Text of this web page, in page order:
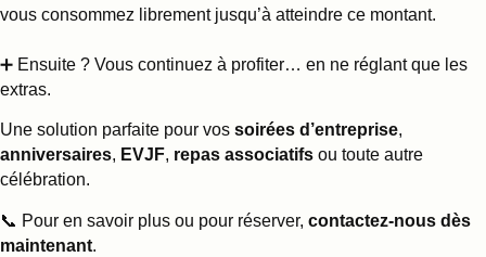
vous consommez librement jusqu’à atteindre ce montant.
➕ Ensuite ? Vous continuez à profiter… en ne réglant que les
extras.
Une solution parfaite pour vos soirées d’entreprise,
anniversaires, EVJF, repas associatifs ou toute autre
célébration.
📞 Pour en savoir plus ou pour réserver, contactez-nous dès
maintenant.